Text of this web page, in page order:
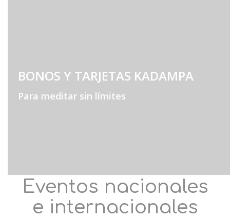
BONOS Y TARJETAS KADAMPA
Para meditar sin límites
Eventos nacionales
e internacionales